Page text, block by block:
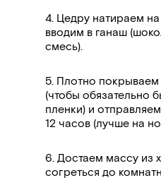
4. Цедру натираем
вводим в ганаш
смесь).
5. Плотно
(чтобы обязательно
пленки) и
12 часов (лучше на
6. Достаем массу из
согреться до